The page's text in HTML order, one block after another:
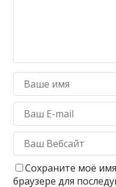
Сохраните моё
браузере для